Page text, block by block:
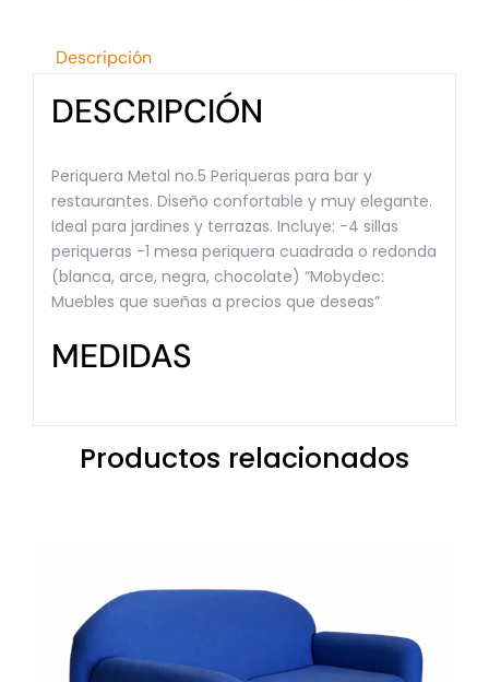
Descripción
DESCRIPCIÓN
Periquera Metal no.5 Periqueras para bar y
restaurantes. Diseño confortable y muy elegante.
Ideal para jardines y terrazas. Incluye: -4 sillas
periqueras -1 mesa periquera cuadrada o redonda
(blanca, arce, negra, chocolate) “Mobydec:
Muebles que sueñas a precios que deseas”
MEDIDAS
Productos relacionados